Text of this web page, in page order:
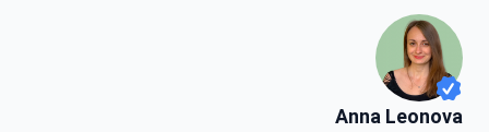
Anna Leonova
Anna Leonova